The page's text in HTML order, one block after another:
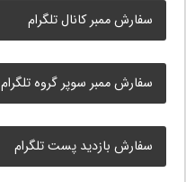
سفارش ممبر کانال تلگرام
سفارش ممبر سوپر گروه تلگرام
سفارش بازدید پست تلگرام